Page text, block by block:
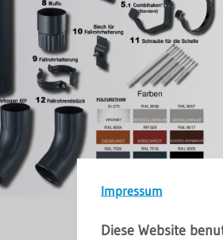
Impressum
Diese Website